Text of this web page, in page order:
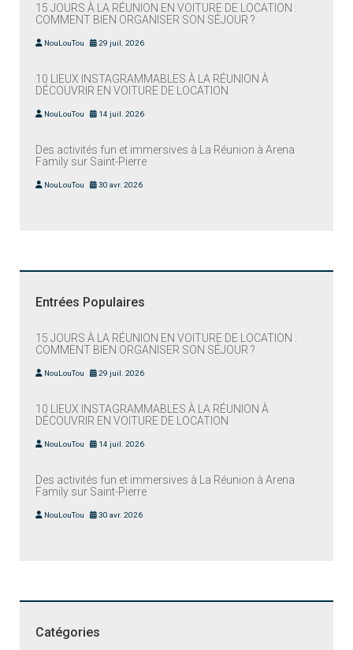
15 JOURS À LA RÉUNION EN VOITURE DE LOCATION :
COMMENT BIEN ORGANISER SON SÉJOUR ?
NouLouTou 29 juil. 2026
10 LIEUX INSTAGRAMMABLES À LA RÉUNION À
DÉCOUVRIR EN VOITURE DE LOCATION
NouLouTou 14 juil. 2026
Des activités fun et immersives à La Réunion à Arena
Family sur Saint-Pierre
NouLouTou 30 avr. 2026
Entrées Populaires
15 JOURS À LA RÉUNION EN VOITURE DE LOCATION :
COMMENT BIEN ORGANISER SON SÉJOUR ?
NouLouTou 29 juil. 2026
10 LIEUX INSTAGRAMMABLES À LA RÉUNION À
DÉCOUVRIR EN VOITURE DE LOCATION
NouLouTou 14 juil. 2026
Des activités fun et immersives à La Réunion à Arena
Family sur Saint-Pierre
NouLouTou 30 avr. 2026
Catégories